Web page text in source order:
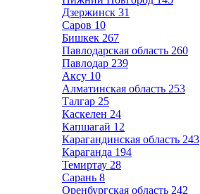
Дзержинск 31
Саров 10
Бишкек 267
Павлодарская область 260
Павлодар 239
Аксу 10
Алматинская область 253
Талгар 25
Каскелен 24
Капшагай 12
Карагандинская область 243
Караганда 194
Темиртау 28
Сарань 8
Оренбургская область 242